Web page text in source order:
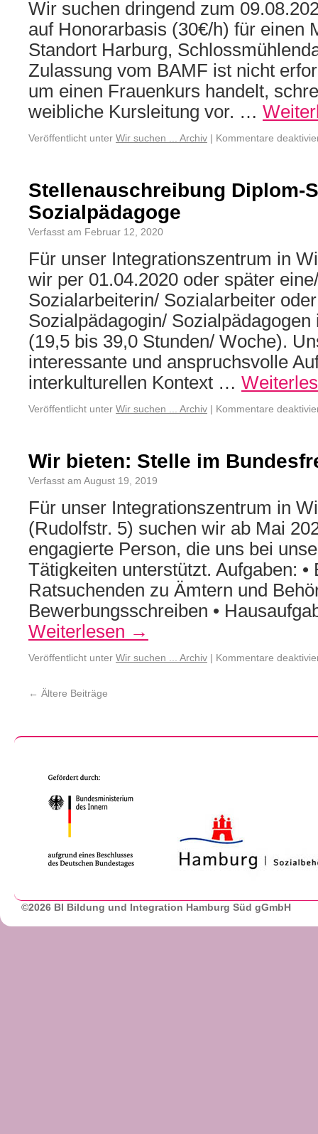
Wir suchen dringend zum
auf Honorarbasis (30€/h) für einen
Standort Harburg,
Zulassung vom BAMF ist nicht
um einen Frauenkurs handelt,
weibliche Kursleitung vor. …
Veröffentlicht unter Wir suchen ... Archiv | Kommentare
Stellenauschreibung Diplom-
Sozialpädagoge
Verfasst am Februar 12, 2020
Für unser Integrationszentrum in
wir per 01.04.2020 oder später
Sozialarbeiterin/ Sozialarbeiter
Sozialpädagogin/
(19,5 bis 39,0 Stunden/ Woche).
interessante und anspruchsvolle
interkulturellen Kontext …
Veröffentlicht unter Wir suchen ... Archiv | Kommentare
Wir bieten: Stelle im
Verfasst am August 19, 2019
Für unser Integrationszentrum in
(Rudolfstr. 5) suchen wir ab Mai
engagierte Person, die uns bei
Tätigkeiten unterstützt. Aufgaben: •
Ratsuchenden zu Ämtern und
Bewerbungsschreiben •
Weiterlesen →
Veröffentlicht unter Wir suchen ... Archiv | Kommentare
← Ältere Beiträge
©2026 BI Bildung und Integration Hamburg Süd gGmbH